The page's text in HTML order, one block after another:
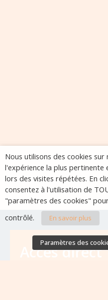
Accès direct
Nous utilisons des cookies
l'expérience la plus pertinente
lors des visites répétées. En
consentez à l'utilisation de
"paramètres des cookies"
contrôlé.
En savoir plus
Paramètres des